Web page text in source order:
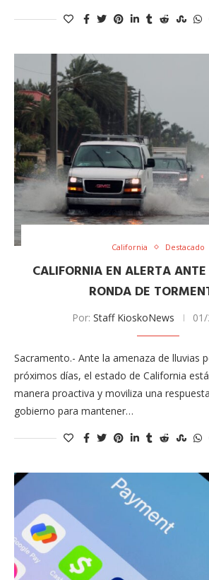
California Destacado
CALIFORNIA EN ALERTA
RONDA DE
Por: Staff KioskoNews
Sacramento.- Ante la amenaza de lluvias
próximos días, el estado de California
manera proactiva y moviliza una
gobierno para mantener…